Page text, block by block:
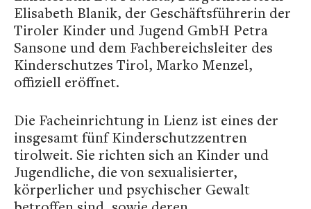
Elisabeth Blanik, der Geschäftsführerin der
Tiroler Kinder und Jugend GmbH Petra
Sansone und dem Fachbereichsleiter des
Kinderschutzes Tirol, Marko Menzel,
offiziell eröffnet.
Die Facheinrichtung in Lienz ist eines der
insgesamt fünf Kinderschutzzentren
tirolweit. Sie richten sich an Kinder und
Jugendliche, die von sexualisierter,
körperlicher und psychischer Gewalt